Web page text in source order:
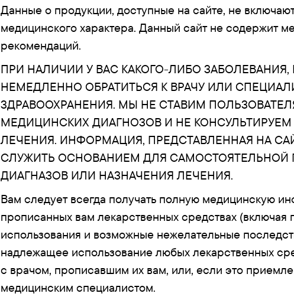
Данные о продукции, доступные на сайте, не
медицинского характера. Данный сайт не содержит
рекомендаций.
ПРИ НАЛИЧИИ У ВАС КАКОГО-ЛИБО ЗАБОЛЕВАНИЯ,
НЕМЕДЛЕННО ОБРАТИТЬСЯ К ВРАЧУ ИЛИ
ЗДРАВООХРАНЕНИЯ. МЫ НЕ СТАВИМ
МЕДИЦИНСКИХ ДИАГНОЗОВ И НЕ
ЛЕЧЕНИЯ. ИНФОРМАЦИЯ, ПРЕДСТАВЛЕННАЯ НА
СЛУЖИТЬ ОСНОВАНИЕМ ДЛЯ САМОСТОЯТЕЛЬНОЙ
ДИАГНАЗОВ ИЛИ НАЗНАЧЕНИЯ ЛЕЧЕНИЯ.
Вам следует всегда получать полную медицинскую
прописанных вам лекарственных средствах (включая
использования и возможные нежелательные
надлежащее использование любых лекарственных
с врачом, прописавшим их вам, или, если это
медицинским специалистом.